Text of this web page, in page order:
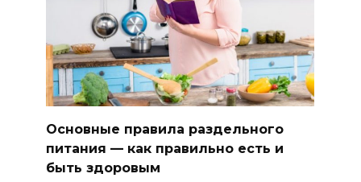
Основные правила раздельного
питания — как правильно есть и
быть здоровым